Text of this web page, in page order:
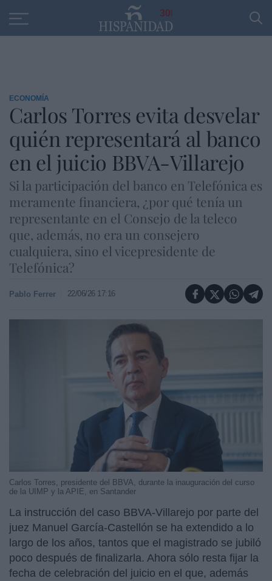
30
ECONOMÍA
Carlos Torres evita desvelar
quién representará al banco
en el juicio BBVA-Villarejo
Si la participación del banco en Telefónica es
meramente financiera, ¿por qué tenía un
representante en el Consejo de la teleco
que, además, no era un consejero
cualquiera, sino el vicepresidente de
Telefónica?
Pablo Ferrer 22/06/26 17:16
Carlos Torres, presidente del BBVA, durante la inauguración del curso
de la UIMP y la APIE, en Santander
La instrucción del caso BBVA-Villarejo por parte del
juez Manuel García-Castellón se ha extendido a lo
largo de los años, tantos que el magistrado se jubiló
poco después de finalizarla. Ahora sólo resta fijar la
fecha de celebración del juicio en el que, además